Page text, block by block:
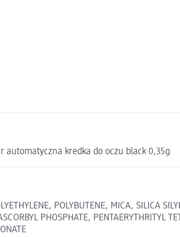
automatyczna kredka do oczu black 0,35g
POLYBUTENE, MICA, SILICA
PHOSPHATE, PENTAERYTHRITYL